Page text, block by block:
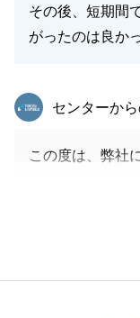
その後、短期間
がったのは良か
東急リバブル
センターか
この度は、弊社
き、私も嬉しく
今後も、お客様
組んで参ります